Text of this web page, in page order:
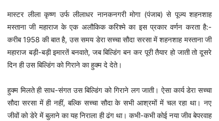
मास्टर लीला कृष्ण उर्फ लीलाधर नानकनगरी मोगा (पंजाब) से पूज्य शहनशाह
मस्ताना जी महाराज के एक अलौकिक करिश्मे का इस प्रकार वर्णन करता है:-
करीब 1958 की बात है, उस समय डेरा सच्चा सौदा सरसा में शहनशाह मस्ताना जी
महाराज बड़ी-बड़ी इमारतें बनवाते, जब बिल्डिंग बन कर पूरी तैयार हो जाती तो दूसरे
दिन ही उस बिल्डिंग को गिराने का हुक्म दे देते।
हुक्म मिलते ही साध-संगत उस बिल्डिंग को गिराने लग जाती। ऐसा कार्य डेरा सच्चा
सौदा सरसा में ही नहीं, बल्कि सच्चा सौदा के सभी आश्रमों में चल रहा था। नए
जीवों को डेरे में बुलाने का यह निराला ही ढंग था। कभी-कभी कोई नया जीव बेपरवाह